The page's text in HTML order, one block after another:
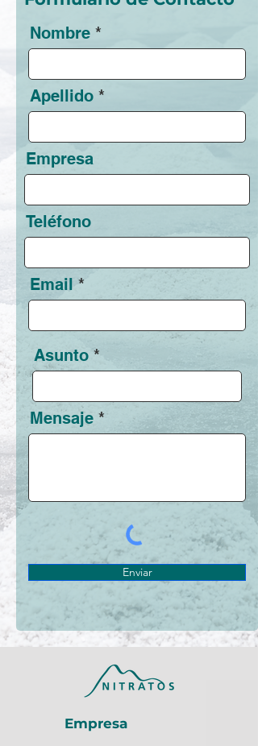
Nombre
Apellido
Empresa
Teléfono
Email
Asunto
Mensaje
Enviar
Empresa